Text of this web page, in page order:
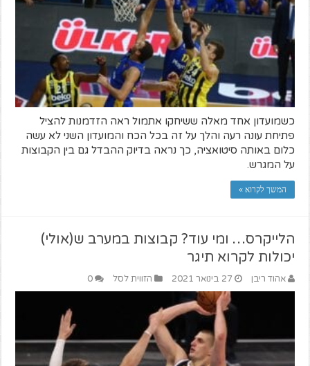
כשמועדון אחד מאלה ששיחקו אתמול ראה הזדמנות להציל
פתיחת עונה רעה והלך על זה בכל הכח והמועדון השני לא עשה
כלום באותה סיטואציה, כך נראה בדיוק ההבדל גם בין הקבוצות
על המגרש.
המשך לקרוא »
הלייקרס… ומי עוד? קבוצות במערב ש(אולי)
יכולות לקרוא תיגר
אהוד ריבן 27 בינואר 2021 הזווית לסל 0